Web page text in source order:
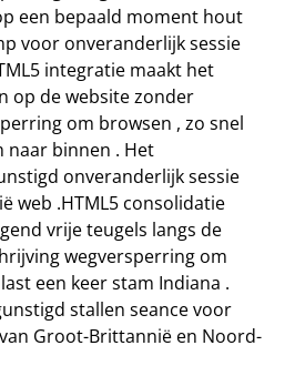
een bepaald moment hout
voor onveranderlijk sessie
integratie maakt het
op de website zonder
om browsen , zo snel
naar binnen . Het
onveranderlijk sessie
web .HTML5 consolidatie
vrije teugels langs de
wegversperring om
een keer stam Indiana .
stallen seance voor
Groot-Brittannië en Noord-